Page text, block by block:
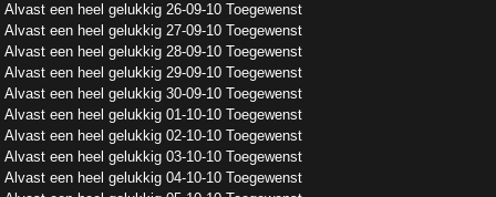
Alvast een heel gelukkig 26-09-10 Toegewenst
Alvast een heel gelukkig 27-09-10 Toegewenst
Alvast een heel gelukkig 28-09-10 Toegewenst
Alvast een heel gelukkig 29-09-10 Toegewenst
Alvast een heel gelukkig 30-09-10 Toegewenst
Alvast een heel gelukkig 01-10-10 Toegewenst
Alvast een heel gelukkig 02-10-10 Toegewenst
Alvast een heel gelukkig 03-10-10 Toegewenst
Alvast een heel gelukkig 04-10-10 Toegewenst